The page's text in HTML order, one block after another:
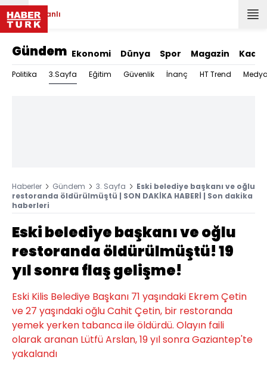
Canlı
Gündem Ekonomi Dünya Spor Magazin Kadın
Politika 3.Sayfa Eğitim Güvenlik İnanç HT Trend
Haberler Gündem 3. Sayfa
Eski belediye başkanı ve oğlu
restoranda öldürülmüştü | SON DAKİKA HABERİ | Son dakika
haberleri
Eski belediye başkanı ve oğlu
restoranda öldürülmüştü! 19
yıl sonra flaş gelişme!
Eski Kilis Belediye Başkanı 71 yaşındaki Ekrem Çetin
ve 27 yaşındaki oğlu Cahit Çetin, bir restoranda
yemek yerken tabanca ile öldürdü. Olayın faili
olarak aranan Lütfü Arslan, 19 yıl sonra Gaziantep'te
yakalandı